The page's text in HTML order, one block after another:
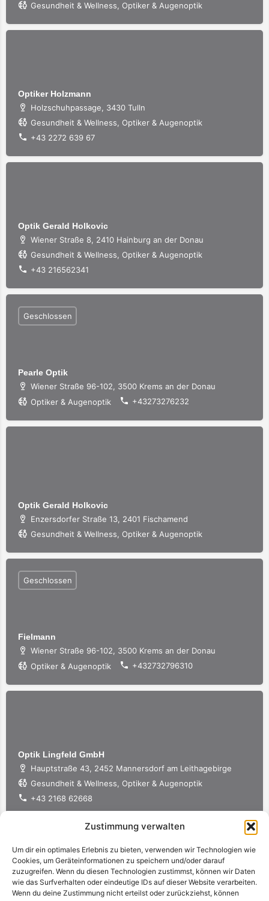
Zustimmung verwalten
Um dir ein optimales Erlebnis zu bieten, verwenden wir Technologien wie
Cookies, um Geräteinformationen zu speichern und/oder darauf
zuzugreifen. Wenn du diesen Technologien zustimmst, können wir Daten
wie das Surfverhalten oder eindeutige IDs auf dieser Website verarbeiten.
Wenn du deine Zustimmung nicht erteilst oder zurückziehst, können
Gesundheit & Wellness, Optiker & Augenoptik
Optiker Holzmann
Holzschuhpassage, 3430 Tulln
Gesundheit & Wellness, Optiker & Augenoptik
+43 2272 639 67
Optik Gerald Holkovic
Wiener Straße 8, 2410 Hainburg an der Donau
Gesundheit & Wellness, Optiker & Augenoptik
+43 216562341
Pearle Optik
Wiener Straße 96-102, 3500 Krems an der Donau
Optiker & Augenoptik
+43273276232
Geschlossen
Optik Gerald Holkovic
Enzersdorfer Straße 13, 2401 Fischamend
Gesundheit & Wellness, Optiker & Augenoptik
Fielmann
Wiener Straße 96-102, 3500 Krems an der Donau
Optiker & Augenoptik
+432732796310
Geschlossen
Optik Lingfeld GmbH
Hauptstraße 43, 2452 Mannersdorf am Leithagebirge
Gesundheit & Wellness, Optiker & Augenoptik
+43 2168 62668